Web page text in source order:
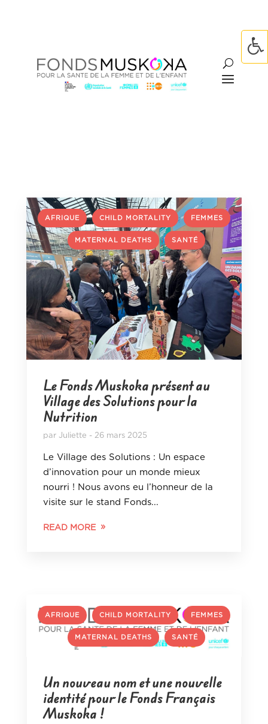
AFRIQUE , CHILD MORTALITY , FEMMES
, MATERNAL DEATHS , SANTÉ
Le Fonds Muskoka présent au
Village des Solutions pour la
Nutrition
par Juliette 26 mars 2025
Le Village des Solutions : Un espace
d’innovation pour un monde mieux
nourri ! Nous avons eu l’honneur de la
visite sur le stand Fonds...
READ MORE
AFRIQUE , CHILD MORTALITY , FEMMES
, MATERNAL DEATHS , SANTÉ
Un nouveau nom et une nouvelle
identité pour le Fonds Français
Muskoka !